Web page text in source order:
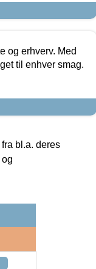
og erhverv. Med
til enhver smag.
bl.a. deres